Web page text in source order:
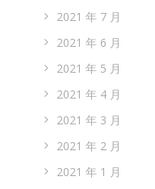
2021 年 7 月
2021 年 6 月
2021 年 5 月
2021 年 4 月
2021 年 3 月
2021 年 2 月
2021 年 1 月